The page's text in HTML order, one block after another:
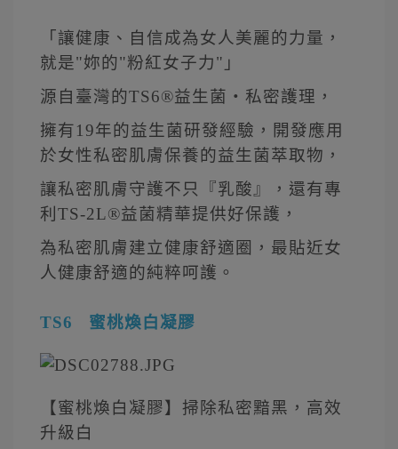
「讓健康、自信成為女人美麗的力量，
就是"妳的"粉紅女子力"」
源自臺灣的TS6®益生菌‧私密護理，
擁有19年的益生菌研發經驗，開發應用
於女性私密肌膚保養的益生菌萃取物，
讓私密肌膚守護不只『乳酸』，還有專
利TS-2L®益菌精華提供好保護，
為私密肌膚建立健康舒適圈，最貼近女
人健康舒適的純粹呵護。
TS6 蜜桃煥白凝膠
【蜜桃煥白凝膠】掃除私密黯黑，高效
升級白